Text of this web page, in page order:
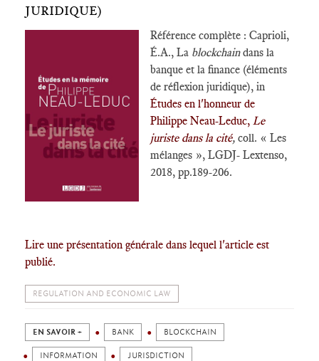
JURIDIQUE)
Référence complète : Caprioli,
É.A., La blockchaindans la
banque et la finance (éléments
de réflexion juridique), in
Études en l'honneur de
Philippe Neau-Leduc, Le
juriste dans la cité, coll. « Les
mélanges », LGDJ- Lextenso,
2018, pp.189-206.
Lire une présentation générale dans lequel l'article est
publié.
REGULATION AND ECONOMIC LAW
EN SAVOIR + BANK BLOCKCHAIN
INFORMATION JURISDICTION